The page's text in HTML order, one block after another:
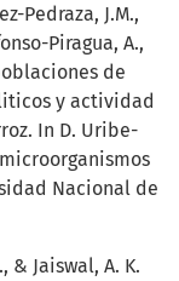
Pedraza, J.M.,
Piragua, A.,
de
y actividad
In D. Uribe-
Nacional de
& Jaiswal, A. K.